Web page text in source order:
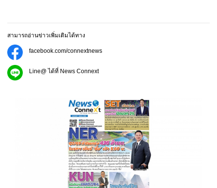
สามารถอ่านข่าวเพิ่มเติมได้ทาง
facebook.com/connextnews
Line@ ได้ที่ News Connext